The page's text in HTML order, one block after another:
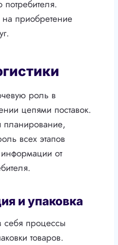
потребителя.
приобретение
роль в
цепями поставок.
планирование,
всех этапов
от
и упаковка
себя процессы
товаров.